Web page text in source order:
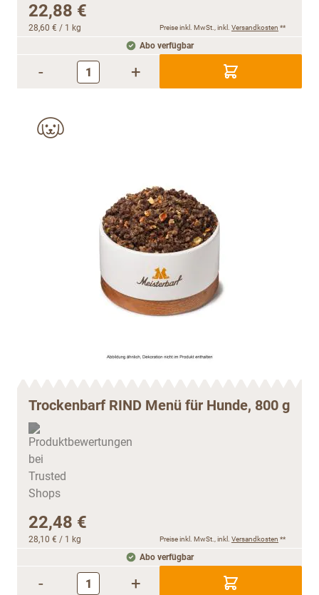
22,88 €
28,60 € / 1 kg Preise inkl. MwSt., inkl. Versandkosten **
Abo verfügbar
- +
Trockenbarf RIND Menü für Hunde, 800 g
22,48 €
28,10 € / 1 kg Preise inkl. MwSt., inkl. Versandkosten **
Abo verfügbar
- +